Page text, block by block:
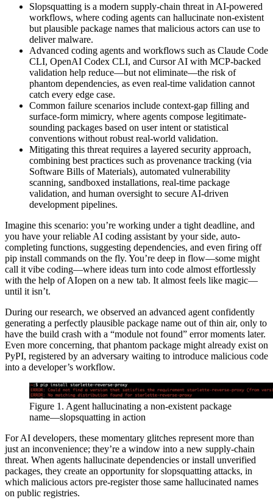
Slopsquatting is a modern supply-chain threat in AI-powered
workflows, where coding agents can hallucinate non-existent
but plausible package names that malicious actors can use to
deliver malware.
Advanced coding agents and workflows such as Claude Code
CLI, OpenAI Codex CLI, and Cursor AI with MCP-backed
validation help reduce—but not eliminate—the risk of
phantom dependencies, as even real-time validation cannot
catch every edge case.
Common failure scenarios include context-gap filling and
surface-form mimicry, where agents compose legitimate-
sounding packages based on user intent or statistical
conventions without robust real-world validation.
Mitigating this threat requires a layered security approach,
combining best practices such as provenance tracking (via
Software Bills of Materials), automated vulnerability
scanning, sandboxed installations, real-time package
validation, and human oversight to secure AI-driven
development pipelines.
Imagine this scenario: you’re working under a tight deadline, and
you have your reliable AI coding assistant by your side, auto-
completing functions, suggesting dependencies, and even firing off
pip install commands on the fly. You’re deep in flow—some might
call it vibe coding—where ideas turn into code almost effortlessly
with the help of AIopen on a new tab. It almost feels like magic—
until it isn’t.
During our research, we observed an advanced agent confidently
generating a perfectly plausible package name out of thin air, only to
have the build crash with a “module not found” error moments later.
Even more concerning, that phantom package might already exist on
PyPI, registered by an adversary waiting to introduce malicious code
into a developer’s workflow.
Figure 1. Agent hallucinating a non-existent package
name—slopsquatting in action
For AI developers, these momentary glitches represent more than
just an inconvenience; they’re a window into a new supply-chain
threat. When agents hallucinate dependencies or install unverified
packages, they create an opportunity for slopsquatting attacks, in
which malicious actors pre-register those same hallucinated names
on public registries.